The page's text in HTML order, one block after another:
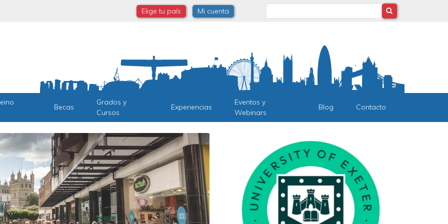
Elige tu país Mi cuenta
Becas
Grados y
Cursos
Experiencias
Eventos y
Webinars
Blog Contacto